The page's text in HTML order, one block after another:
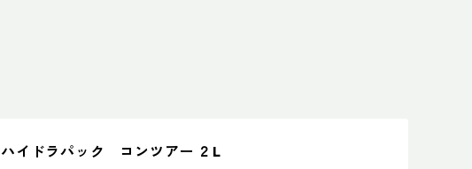
ハイドラパック コンツアー ２L